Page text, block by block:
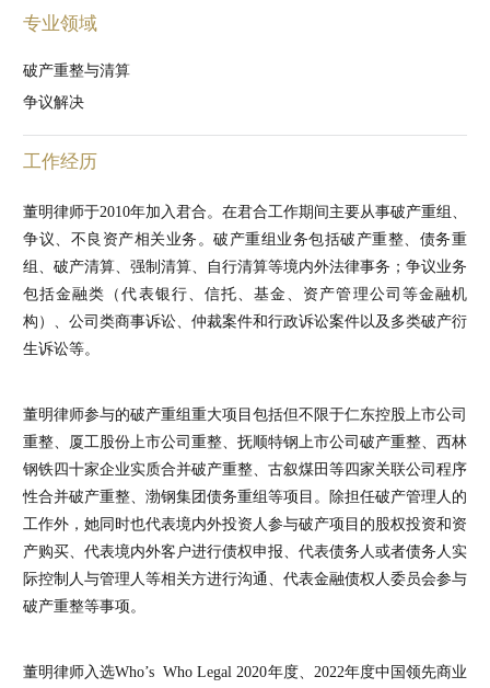
专业领域
破产重整与清算
争议解决
工作经历
董明律师于2010年加入君合。在君合工作期间主要从事破产重组、
争议、不良资产相关业务。破产重组业务包括破产重整、债务重
组、破产清算、强制清算、自行清算等境内外法律事务；争议业务
包括金融类（代表银行、信托、基金、资产管理公司等金融机
构）、公司类商事诉讼、仲裁案件和行政诉讼案件以及多类破产衍
生诉讼等。
董明律师参与的破产重组重大项目包括但不限于仁东控股上市公司
重整、厦工股份上市公司重整、抚顺特钢上市公司破产重整、西林
钢铁四十家企业实质合并破产重整、古叙煤田等四家关联公司程序
性合并破产重整、渤钢集团债务重组等项目。除担任破产管理人的
工作外，她同时也代表境内外投资人参与破产项目的股权投资和资
产购买、代表境内外客户进行债权申报、代表债务人或者债务人实
际控制人与管理人等相关方进行沟通、代表金融债权人委员会参与
破产重整等事项。
董明律师入选Who’s Who Legal 2020年度、2022年度中国领先商业